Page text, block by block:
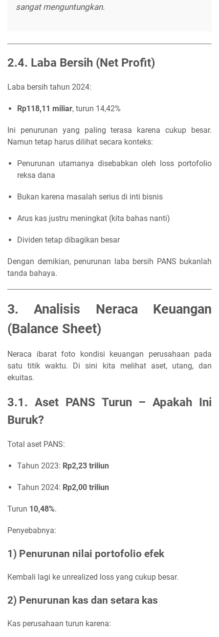
sangat menguntungkan.
2.4. Laba Bersih (Net Profit)
Laba bersih tahun 2024:
Rp118,11 miliar, turun 14,42%
Ini penurunan yang paling terasa karena cukup besar.
Namun tetap harus dilihat secara konteks:
Penurunan utamanya disebabkan oleh loss portofolio
reksa dana
Bukan karena masalah serius di inti bisnis
Arus kas justru meningkat (kita bahas nanti)
Dividen tetap dibagikan besar
Dengan demikian, penurunan laba bersih PANS bukanlah
tanda bahaya.
3. Analisis Neraca Keuangan
(Balance Sheet)
Neraca ibarat foto kondisi keuangan perusahaan pada
satu titik waktu. Di sini kita melihat aset, utang, dan
ekuitas.
3.1. Aset PANS Turun – Apakah Ini
Buruk?
Total aset PANS:
Tahun 2023: Rp2,23 triliun
Tahun 2024: Rp2,00 triliun
Turun 10,48%.
Penyebabnya:
1) Penurunan nilai portofolio efek
Kembali lagi ke unrealized loss yang cukup besar.
2) Penurunan kas dan setara kas
Kas perusahaan turun karena: